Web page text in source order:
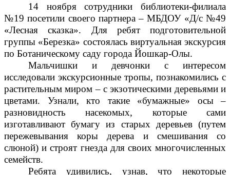
14 ноября сотрудники библиотеки-филиала
№19 посетили своего партнера – МБДОУ «Д/с №49
«Лесная сказка». Для ребят подготовительной
группы «Березка» состоялась виртуальная экскурсия
по Ботаническому саду города Йошкар-Олы.
Мальчишки и девчонки с интересом
исследовали экскурсионные тропы, познакомились с
растительным миром – с экзотическими деревьями и
цветами. Узнали, кто такие «бумажные» осы –
разновидность насекомых, которые сами
изготавливают бумагу из старых деревьев (путем
пережевывания коры дерева и смешивания со
слюной) и строят гнезда для своих многочисленных
семейств.
Ребята удивились, узнав, что некоторые